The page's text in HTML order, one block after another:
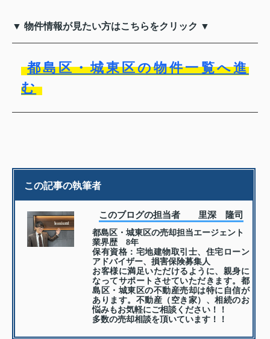
▼ 物件情報が見たい方はこちらをクリック ▼
都島区・城東区の物件一覧へ進
む
この記事の執筆者
このブログの担当者 里深 隆司
都島区・城東区の売却担当エージェント
業界歴 8年
保有資格：宅地建物取引士、住宅ローン
アドバイザー、損害保険募集人
お客様に満足いただけるように、親身に
なってサポートさせていただきます。都
島区・城東区の不動産売却は特に自信が
あります。不動産（空き家）、相続のお
悩みもお気軽にご相談ください！！
多数の売却相談を頂いています！！